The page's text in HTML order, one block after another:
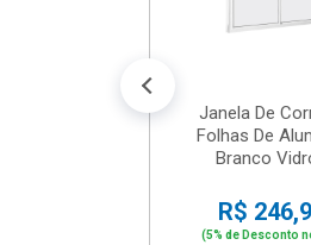
Janela De
Folhas De
Branco
R$
(5% de Desconto